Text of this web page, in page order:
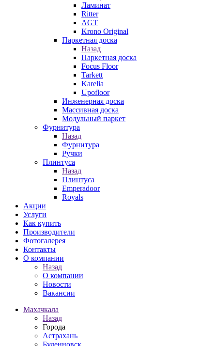
Ламинат
Ritter
AGT
Krono Original
Паркетная доска
Назад
Паркетная доска
Focus Floor
Tarkett
Karelia
Upofloor
Инженерная доска
Массивная доска
Модульный паркет
Фурнитура
Назад
Фурнитура
Ручки
Плинтуса
Назад
Плинтуса
Emperadoor
Royals
Акции
Услуги
Как купить
Производители
Фотогалерея
Контакты
О компании
Назад
О компании
Новости
Вакансии
Махачкала
Назад
Города
Астрахань
Буденновск